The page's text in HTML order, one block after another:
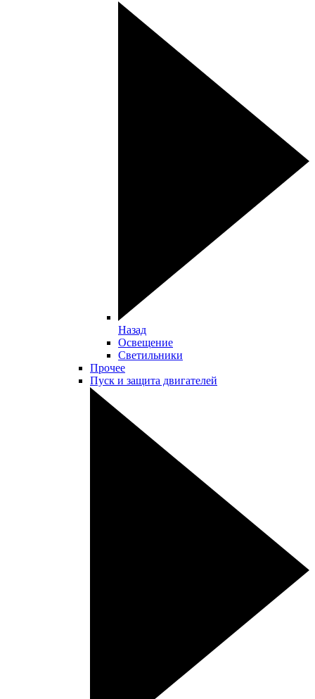
Назад
Освещение
Светильники
Прочее
Пуск и защита двигателей